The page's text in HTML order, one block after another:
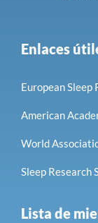
Enlaces
European Sleep
American
World
Sleep Research
Lista de